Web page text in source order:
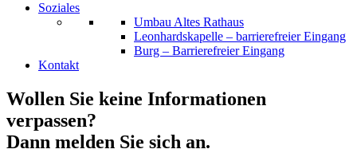
Soziales
Umbau Altes Rathaus
Leonhardskapelle – barrierefreier Eingang
Burg – Barrierefreier Eingang
Kontakt
Wollen Sie keine Informationen
verpassen?
Dann melden Sie sich an.